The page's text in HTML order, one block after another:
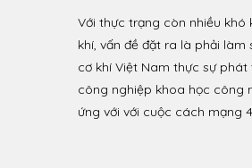
Với thực trạng còn nhiều
khí, vấn đề đặt ra là phải
cơ khí Việt Nam thực sự
công nghiệp khoa học công
ứng với với cuộc cách mạng